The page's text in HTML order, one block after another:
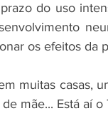
do uso
os efeitos da
muitas casas,
mãe... Está aí